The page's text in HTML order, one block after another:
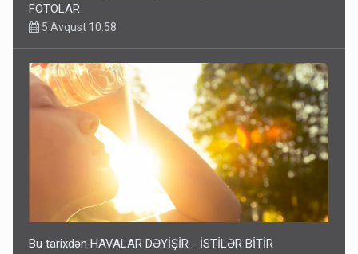
FOTOLAR
5 Avqust 10:58
Bu tarixdən HAVALAR DƏYİŞİR - İSTİLƏR BİTİR